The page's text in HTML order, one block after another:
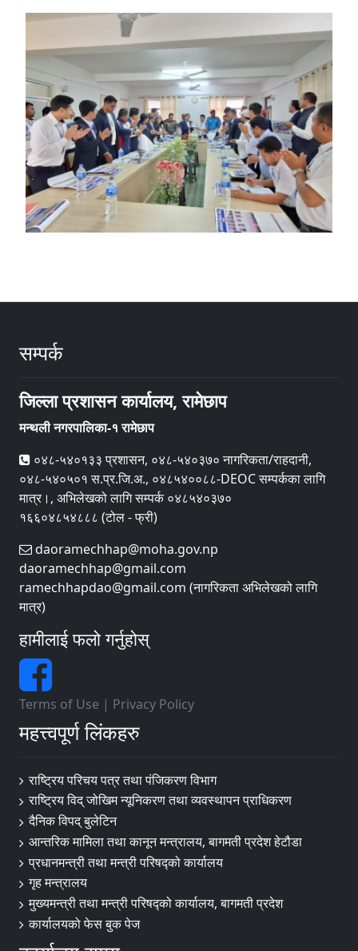
सम्पर्क
जिल्ला प्रशासन कार्यालय, रामेछाप
मन्थली नगरपालिका-१ रामेछाप
०४८-५४०१३३ प्रशासन, ०४८-५४०३७० नागरिकता/राहदानी,
०४८-५४०५०१ स.प्र.जि.अ., ०४८५४००८८-DEOC सम्पर्कका लागि
मात्र।, अभिलेखको लागि सम्पर्क ०४८५४०३७०
१६६०४८५४८८८ (टोल - फ्री)
daoramechhap@moha.gov.np
daoramechhap@gmail.com
ramechhapdao@gmail.com (नागरिकता अभिलेखको लागि
मात्र)
हामीलाई फलो गर्नुहोस्
Terms of Use | Privacy Policy
महत्त्वपूर्ण लिंकहरु
राष्ट्रिय परिचय पत्र तथा पंजिकरण विभाग
राष्ट्रिय विद् जोखिम न्यूनिकरण तथा व्यवस्थापन प्राधिकरण
दैनिक विपद् बुलेटिन
आन्तरिक मामिला तथा कानून मन्त्रालय, बागमती प्रदेश हेटौडा
प्रधानमन्त्री तथा मन्त्री परिषद्को कार्यालय
गृह मन्त्रालय
मुख्यमन्त्री तथा मन्त्री परिषद्को कार्यालय, बागमती प्रदेश
कार्यालयको फेस बुक पेज